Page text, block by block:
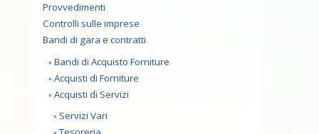
Provvedimenti
Controlli sulle imprese
Bandi di gara e contratti
Bandi di Acquisto Forniture
Acquisti di Forniture
Acquisti di Servizi
Servizi Vari